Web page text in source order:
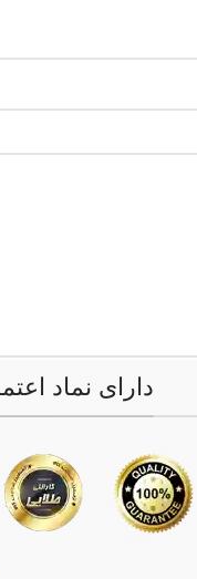
دارای نماد